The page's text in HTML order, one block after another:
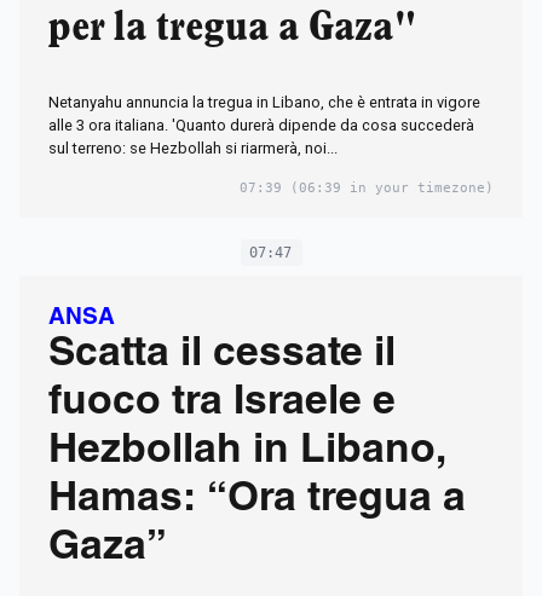
per la tregua a Gaza"
Netanyahu annuncia la tregua in Libano, che è entrata in vigore
alle 3 ora italiana. 'Quanto durerà dipende da cosa succederà
sul terreno: se Hezbollah si riarmerà, noi...
07:39 (06:39 in your timezone)
07:47
ANSA
Scatta il cessate il
fuoco tra Israele e
Hezbollah in Libano,
Hamas: “Ora tregua a
Gaza”